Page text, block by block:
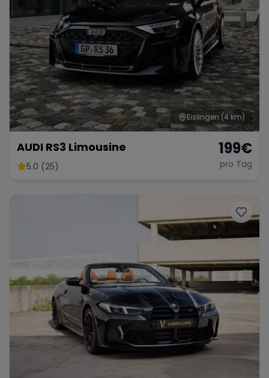
Tesla Chevrolet Dodge
Bentley Rolls Royce Aston Martin
Bugatti Maserati
Eislingen (4 km)
AUDI RS3 Limousine
5.0 (25)
199€
pro Tag